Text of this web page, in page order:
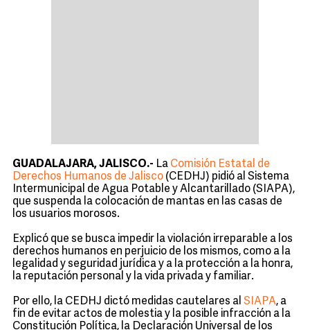
GUADALAJARA, JALISCO.- La Comisión Estatal de
Derechos Humanos de Jalisco (CEDHJ) pidió al Sistema
Intermunicipal de Agua Potable y Alcantarillado (SIAPA),
que suspenda la colocación de mantas en las casas de
los usuarios morosos.
Explicó que se busca impedir la violación irreparable a los
derechos humanos en perjuicio de los mismos, como a la
legalidad y seguridad jurídica y a la protección a la honra,
la reputación personal y la vida privada y familiar.
Por ello, la CEDHJ dictó medidas cautelares al SIAPA, a
fin de evitar actos de molestia y la posible infracción a la
Constitución Política, la Declaración Universal de los